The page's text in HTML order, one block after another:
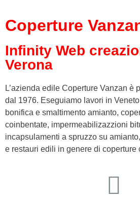
Coperture
Infinity Web
Verona
L’azienda edile Coperture Vanzan è
dal 1976. Eseguiamo lavori in
bonifica e smaltimento amianto,
coinbentate, impermeabilizazzioni
incapsulamenti a spruzzo su
e restauri edili in genere di coperture